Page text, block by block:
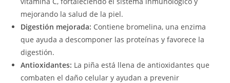
mejorando la salud de la piel.
Digestión mejorada: Contiene bromelina, una enzima
que ayuda a descomponer las proteínas y favorece la
digestión.
Antioxidantes: La piña está llena de antioxidantes que
combaten el daño celular y ayudan a prevenir